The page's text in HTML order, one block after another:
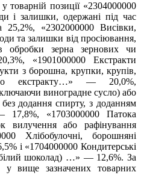
товарній позиції «2304000000
i залишки, одержанi пiд час
«2302000000 Висівки,
та залишки від просіювання,
обробки зерна зернових чи
«1901000000 Екстракти
з борошна, крупки, крупів,
екстракту…» — 20,0%,
виноградне сусло) або
додання спирту, з доданням
«1703000000 Патока
вилучення або рафінування
Хлібобулочні, борошняні
і «1704000000 Кондитерські
шоколад) …» — 12,6%. За
у вище зазначених товарних